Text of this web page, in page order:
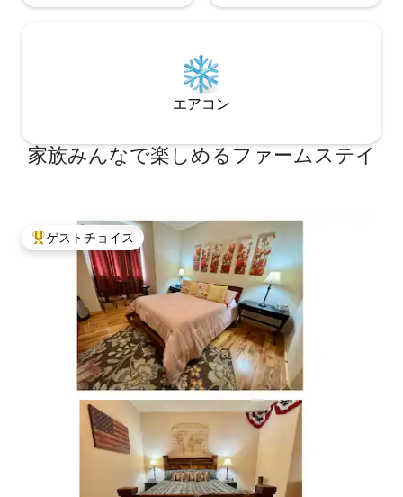
エアコン
家族みんなで楽しめるファームステイ
大好評のゲストチョイスです。
ゲストチョイス